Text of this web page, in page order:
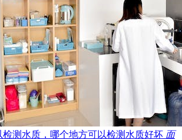
检测水质，哪个地方可以检测水质好坏 面